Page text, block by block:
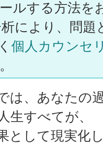
ルする方法を
により、問
個人カウンセ
は、あなたの
生すべてが、
として現実化